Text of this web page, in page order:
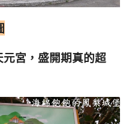
宮，盛開期真的超